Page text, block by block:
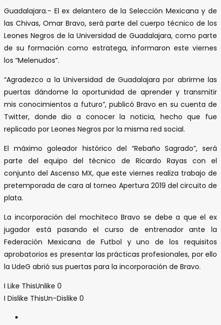
Guadalajara.- El ex delantero de la Selección Mexicana y de
las Chivas, Omar Bravo, será parte del cuerpo técnico de los
Leones Negros de la Universidad de Guadalajara, como parte
de su formación como estratega, informaron este viernes
los “Melenudos”.
“Agradezco a la Universidad de Guadalajara por abrirme las
puertas dándome la oportunidad de aprender y transmitir
mis conocimientos a futuro”, publicó Bravo en su cuenta de
Twitter, donde dio a conocer la noticia, hecho que fue
replicado por Leones Negros por la misma red social.
El máximo goleador histórico del “Rebaño Sagrado”, será
parte del equipo del técnico de Ricardo Rayas con el
conjunto del Ascenso MX, que este viernes realiza trabajo de
pretemporada de cara al torneo Apertura 2019 del circuito de
plata.
La incorporación del mochiteco Bravo se debe a que el ex
jugador está pasando el curso de entrenador ante la
Federación Mexicana de Futbol y uno de los requisitos
aprobatorios es presentar las prácticas profesionales, por ello
la UdeG abrió sus puertas para la incorporación de Bravo.
I Like ThisUnlike 0
I Dislike ThisUn-Dislike 0